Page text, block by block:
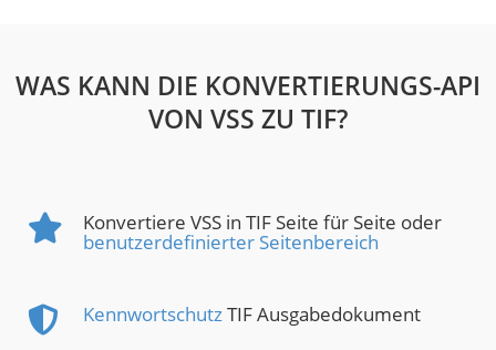
WAS KANN DIE KONVERTIERUNGS-API
VON VSS ZU TIF?
Konvertiere VSS in TIF Seite für Seite oder
benutzerdefinierter Seitenbereich
KennwortschutzTIF Ausgabedokument